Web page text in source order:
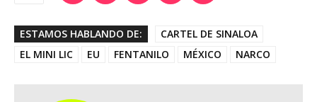
ESTAMOS HABLANDO DE:
CARTEL DE SINALOA
EL MINI LIC
EU FENTANILO MÉXICO NARCO